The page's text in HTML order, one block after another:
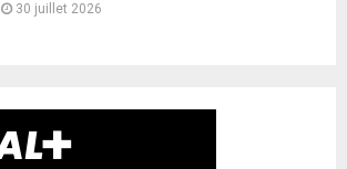
30 juillet 2026